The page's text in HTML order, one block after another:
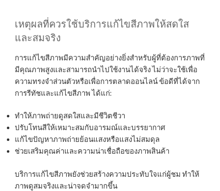
เหตุผลที่ควรใช้บริการแก้ไขสีภาพให้สดใส
และสมจริง
การแก้ไขสีภาพมีความสำคัญอย่างยิ่งสำหรับผู้ที่ต้องการภาพที่
มีคุณภาพสูงและสามารถนำไปใช้งานได้จริง ไม่ว่าจะใช้เพื่อ
ความทรงจำส่วนตัวหรือเพื่อการตลาดออนไลน์ ข้อดีที่ได้จาก
การรีทัชและแก้ไขสีภาพ ได้แก่:
ทำให้ภาพถ่ายดูสดใสและมีชีวิตชีวา
ปรับโทนสีให้เหมาะสมกับอารมณ์และบรรยากาศ
แก้ไขปัญหาภาพถ่ายย้อนแสงหรือแสงไม่สมดุล
ช่วยเสริมคุณค่าและความน่าเชื่อถือของภาพสินค้า
บริการแก้ไขสีภาพยังช่วยสร้างความประทับใจแก่ผู้ชม ทำให้
ภาพดูสมจริงและน่าจดจำมากขึ้น